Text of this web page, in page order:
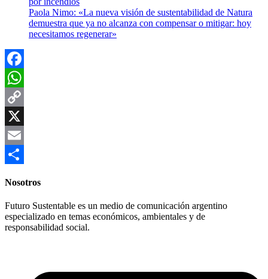
Paola Nimo: «La nueva visión de sustentabilidad de Natura
demuestra que ya no alcanza con compensar o mitigar: hoy
necesitamos regenerar»
Facebook
WhatsApp
Copy
Link
X
Email
Nosotros
Futuro Sustentable es un medio de comunicación argentino
especializado en temas económicos, ambientales y de
responsabilidad social.